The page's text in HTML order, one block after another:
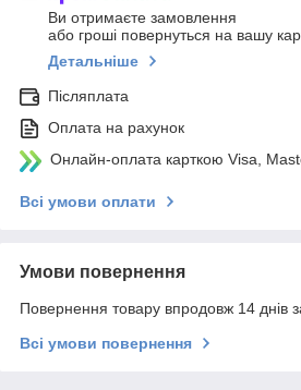
Ви отримаєте замовлення
або гроші повернуться на вашу
Детальніше
Післяплата
Оплата на рахунок
Онлайн-оплата карткою Visa,
Всі умови оплати
Умови повернення
Повернення товару впродовж 14 днів
Всі умови повернення